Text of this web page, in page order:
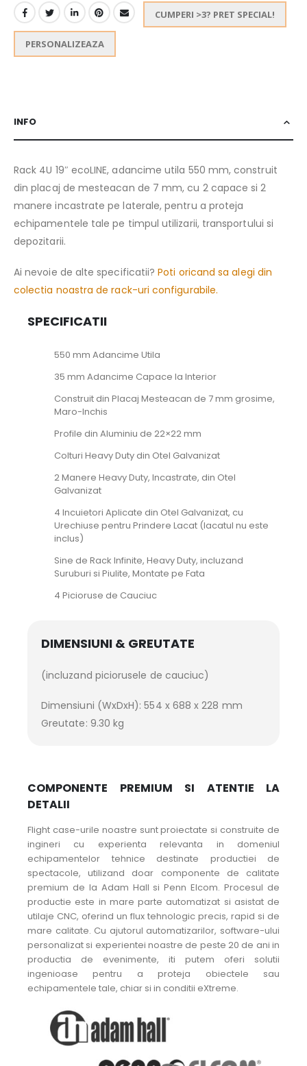
CUMPERI >3? PRET SPECIAL!
PERSONALIZEAZA
INFO
Rack 4U 19″ ecoLINE, adancime utila 550 mm, construit
din placaj de mesteacan de 7 mm, cu 2 capace si 2
manere incastrate pe laterale, pentru a proteja
echipamentele tale pe timpul utilizarii, transportului si
depozitarii.
Ai nevoie de alte specificatii?Poti oricand sa alegi din
colectia noastra de rack-uri configurabile.
SPECIFICATII
550 mm Adancime Utila
35 mm Adancime Capace la Interior
Construit din Placaj Mesteacan de 7 mm grosime,
Maro-Inchis
Profile din Aluminiu de 22×22 mm
Colturi Heavy Duty din Otel Galvanizat
2 Manere Heavy Duty, Incastrate, din Otel
Galvanizat
4 Incuietori Aplicate din Otel Galvanizat, cu
Urechiuse pentru Prindere Lacat (lacatul nu este
inclus)
Sine de Rack Infinite, Heavy Duty, incluzand
Suruburi si Piulite, Montate pe Fata
4 Picioruse de Cauciuc
DIMENSIUNI & GREUTATE
(incluzand piciorusele de cauciuc)
Dimensiuni (WxDxH): 554 x 688 x 228 mm
Greutate: 9.30 kg
COMPONENTE PREMIUM SI ATENTIE LA
DETALII
Flight case-urile noastre sunt proiectate si construite de
ingineri cu experienta relevanta in domeniul
echipamentelor tehnice destinate productiei de
spectacole, utilizand doar componente de calitate
premium de la Adam Hall si Penn Elcom. Procesul de
productie este in mare parte automatizat si asistat de
utilaje CNC, oferind un flux tehnologic precis, rapid si de
mare calitate. Cu ajutorul automatizarilor, software-ului
personalizat si experientei noastre de peste 20 de ani in
productia de evenimente, iti putem oferi solutii
ingenioase pentru a proteja obiectele sau
echipamentele tale, chiar si in conditii eXtreme.